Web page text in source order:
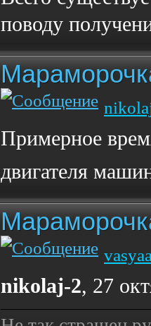
поводу
Примерное
двигателя
nikolaj-2, 27